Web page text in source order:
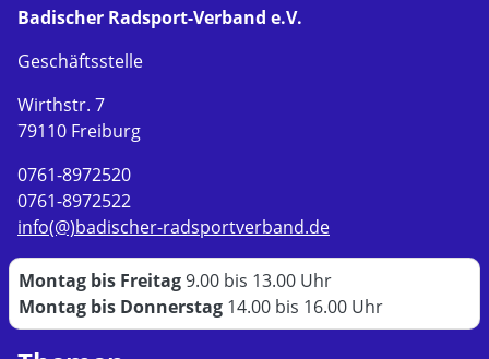
Badischer Radsport-Verband e.V.
Geschäftsstelle
Wirthstr. 7
79110 Freiburg
0761-8972520
0761-8972522
info(@)badischer-radsportverband.de
Montag bis Freitag9.00 bis 13.00 Uhr
Montag bis Donnerstag 14.00 bis 16.00 Uhr